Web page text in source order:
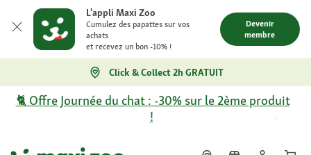
L'appli Maxi Zoo
Cumulez des papattes sur vos
achats
et recevez un bon -10% !
Devenir
membre
Click & Collect 2h GRATUIT
🐈 Offre Journée du chat : -30% sur le 2ème produit
!